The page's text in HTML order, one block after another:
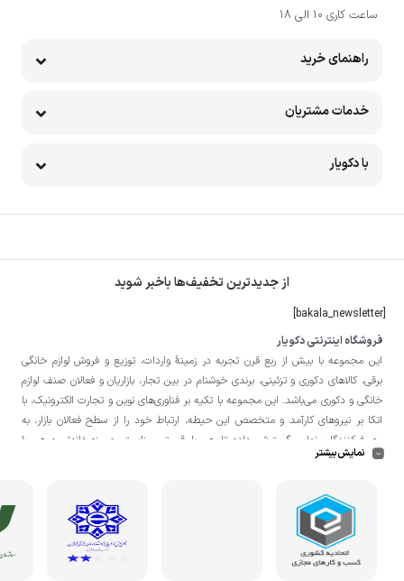
ساعت کاری 10 الی 18
راهنمای خرید
خدمات مشتریان
با دکویار
از جدیدترین تخفیف‌ها باخبر شوید
فروشگاه اینترنتی دکویار
این مجموعه با بيش از ربع قرن تجربه در زمينۀ واردات، توزيع و فروش لوازم خانگی
برقی، کالاهای دکوری و تزئینی، برندی خوشنام در بين تجار، بازاريان و فعالان صنف لوازم
خانگی و دکوری می‌باشد. این مجموعه با تكيه بر فناوری‌های نوين و تجارت الكترونيک، با
اتکا بر نيروهای كارآمد و متخصص اين حيطه، ارتباط خود را از سطح فعالان بازار، به
مصرف‌كنندگان نهايی گسترش داده تا هم با قيمتی مناسبتر و منصفانه‌تر و هم با
خدماتی گسترده‌تر و كيفی‌تر در خدمت هموطنان عزیز در اقصی نقاط ميهنمان باشد.
کالا از انبار تنها در صورت ثبت سفارش قبلی از طریق سایت و انتخاب زمان، امکان پذیر
نمایش بیشتر